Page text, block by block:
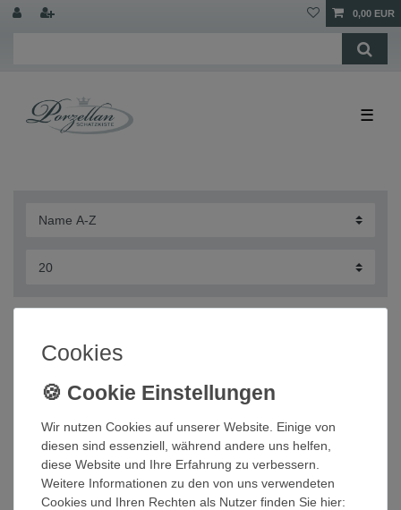
0,00 EUR
☰
In den Warenkorb
*inkl. ges. MwSt.zzgl.Versandkosten
Cookies
Wir nutzen Cookies auf unserer Website. Einige von
diesen sind essenziell, während andere uns helfen,
diese Website und Ihre Erfahrung zu verbessern.
Weitere Informationen zu den von uns verwendeten
Cookies und Ihren Rechten als Nutzer finden Sie hier: